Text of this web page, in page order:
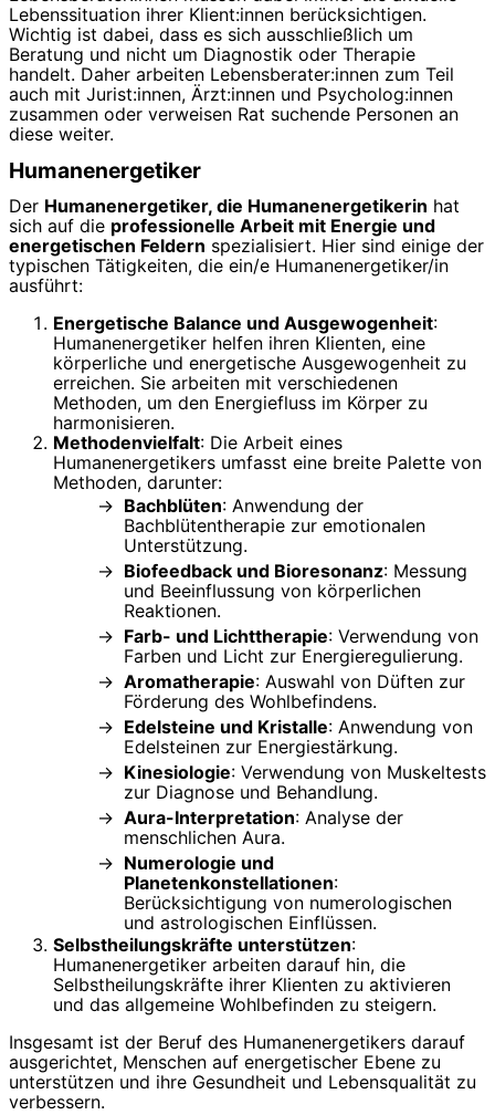
Lebenssituation ihrer Klient:innen berücksichtigen.
Wichtig ist dabei, dass es sich ausschließlich um
Beratung und nicht um Diagnostik oder Therapie
handelt. Daher arbeiten Lebensberater:innen zum Teil
auch mit Jurist:innen, Ärzt:innen und Psycholog:innen
zusammen oder verweisen Rat suchende Personen an
diese weiter.
Humanenergetiker
Der Humanenergetiker, die Humanenergetikerin hat
sich auf die professionelle Arbeit mit Energie und
energetischen Feldern spezialisiert. Hier sind einige der
typischen Tätigkeiten, die ein/e Humanenergetiker/in
ausführt:
Energetische Balance und Ausgewogenheit:
Humanenergetiker helfen ihren Klienten, eine
körperliche und energetische Ausgewogenheit zu
erreichen. Sie arbeiten mit verschiedenen
Methoden, um den Energiefluss im Körper zu
harmonisieren.
Methodenvielfalt: Die Arbeit eines
Humanenergetikers umfasst eine breite Palette von
Methoden, darunter:
Bachblüten: Anwendung der
Bachblütentherapie zur emotionalen
Unterstützung.
Biofeedback und Bioresonanz: Messung
und Beeinflussung von körperlichen
Reaktionen.
Farb- und Lichttherapie: Verwendung von
Farben und Licht zur Energieregulierung.
Aromatherapie: Auswahl von Düften zur
Förderung des Wohlbefindens.
Edelsteine und Kristalle: Anwendung von
Edelsteinen zur Energiestärkung.
Kinesiologie: Verwendung von Muskeltests
zur Diagnose und Behandlung.
Aura-Interpretation: Analyse der
menschlichen Aura.
Numerologie und
Planetenkonstellationen:
Berücksichtigung von numerologischen
und astrologischen Einflüssen.
Selbstheilungskräfte unterstützen:
Humanenergetiker arbeiten darauf hin, die
Selbstheilungskräfte ihrer Klienten zu aktivieren
und das allgemeine Wohlbefinden zu steigern.
Insgesamt ist der Beruf des Humanenergetikers darauf
ausgerichtet, Menschen auf energetischer Ebene zu
unterstützen und ihre Gesundheit und Lebensqualität zu
verbessern.